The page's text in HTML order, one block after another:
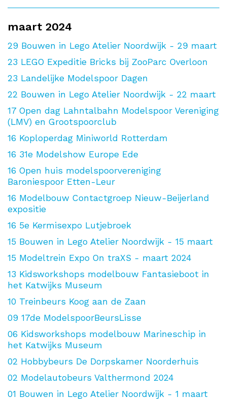
maart 2024
29 Bouwen in Lego Atelier Noordwijk - 29 maart
23 LEGO Expeditie Bricks bij ZooParc Overloon
23 Landelijke Modelspoor Dagen
22 Bouwen in Lego Atelier Noordwijk - 22 maart
17 Open dag Lahntalbahn Modelspoor Vereniging
(LMV) en Grootspoorclub
16 Koploperdag Miniworld Rotterdam
16 31e Modelshow Europe Ede
16 Open huis modelspoorvereniging
Baroniespoor Etten-Leur
16 Modelbouw Contactgroep Nieuw-Beijerland
expositie
16 5e Kermisexpo Lutjebroek
15 Bouwen in Lego Atelier Noordwijk - 15 maart
15 Modeltrein Expo On traXS - maart 2024
13 Kidsworkshops modelbouw Fantasieboot in
het Katwijks Museum
10 Treinbeurs Koog aan de Zaan
09 17de ModelspoorBeursLisse
06 Kidsworkshops modelbouw Marineschip in
het Katwijks Museum
02 Hobbybeurs De Dorpskamer Noorderhuis
02 Modelautobeurs Valthermond 2024
01 Bouwen in Lego Atelier Noordwijk - 1 maart